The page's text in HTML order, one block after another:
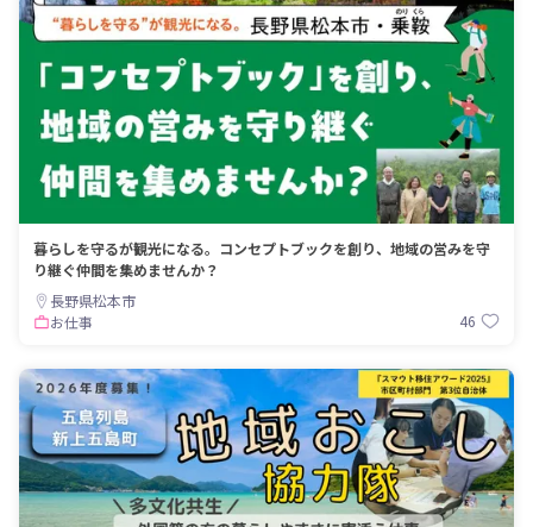
暮らしを守るが観光になる。コンセプトブックを創り、地域の営みを守
り継ぐ仲間を集めませんか？
長野県松本市
お仕事
46